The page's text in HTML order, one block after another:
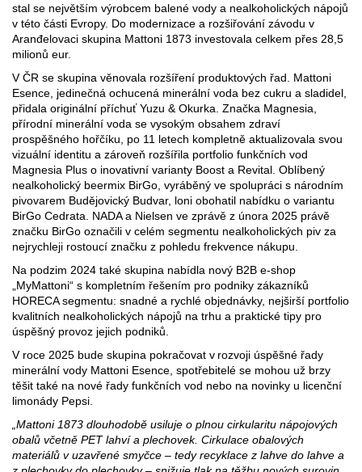
stal se největším výrobcem balené vody a nealkoholických nápojů
v této části Evropy. Do modernizace a rozšiřování závodu v
Aranđelovaci skupina Mattoni 1873 investovala celkem přes 28,5
milionů eur.
V ČR se skupina věnovala rozšíření produktových řad. Mattoni
Esence, jedinečná ochucená minerální voda bez cukru a sladidel,
přidala originální příchuť Yuzu & Okurka. Značka Magnesia,
přírodní minerální voda se vysokým obsahem zdraví
prospěšného hořčíku, po 11 letech kompletně aktualizovala svou
vizuální identitu a zároveň rozšířila portfolio funkčních vod
Magnesia Plus o inovativní varianty Boost a Revital. Oblíbený
nealkoholický beermix BirGo, vyráběný ve spolupráci s národním
pivovarem Budějovický Budvar, loni obohatil nabídku o variantu
BirGo Cedrata. NADA a Nielsen ve zprávě z února 2025 právě
značku BirGo označili v celém segmentu nealkoholických piv za
nejrychleji rostoucí značku z pohledu frekvence nákupu.
Na podzim 2024 také skupina nabídla nový B2B e-shop
„MyMattoni“ s kompletním řešením pro podniky zákazníků
HORECA segmentu: snadné a rychlé objednávky, nejširší portfolio
kvalitních nealkoholických nápojů na trhu a praktické tipy pro
úspěšný provoz jejich podniků.
V roce 2025 bude skupina pokračovat v rozvoji úspěšné řady
minerální vody Mattoni Esence, spotřebitelé se mohou už brzy
těšit také na nové řady funkčních vod nebo na novinky u licenční
limonády Pepsi.
„Mattoni 1873 dlouhodobě usiluje o plnou cirkularitu nápojových
obalů včetně PET lahví a plechovek. Cirkulace obalových
materiálů v uzavřené smyčce – tedy recyklace z lahve do lahve a